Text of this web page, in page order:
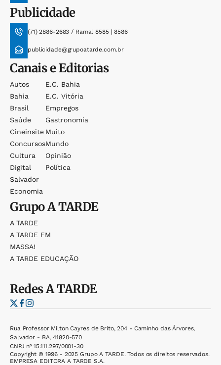
Publicidade
(71) 2886-2683 / Ramal 8585 | 8586
publicidade@grupoatarde.com.br
Canais e Editorias
Autos
Bahia
Brasil
Saúde
Cineinsite
Concursos
Cultura
Digital
Salvador
Economia
E.c. Bahia
E.c. Vitória
Empregos
Gastronomia
Muito
Mundo
Opinião
Política
GrupoA TARDE
A TARDE
A TARDE FM
MASSA!
A TARDE EDUCAÇÃO
RedesA TARDE
Rua Professor Milton Cayres de Brito, 204 - Caminho das Árvores,
Salvador - BA, 41820-570
CNPJ nº 15.111.297/0001-30
Copyright © 1996 - 2025 Grupo A TARDE. Todos os direitos reservados.
EMPRESA EDITORA A TARDE S.A.